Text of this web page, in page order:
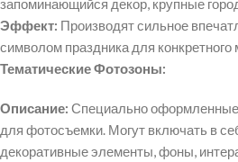
запоминающийся декор, крупные
Эффект: Производят сильное
символом праздника для конкретного
Тематические Фотозоны:
Описание: Специально
для фотосъемки. Могут включать в
декоративные элементы, фоны,